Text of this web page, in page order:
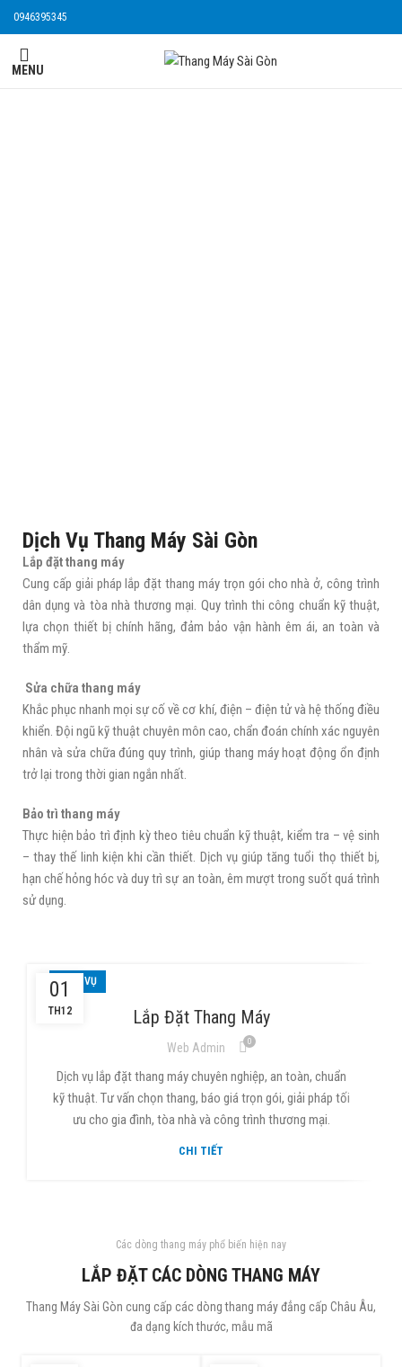
0946395345
MENU
Dịch Vụ Thang Máy Sài Gòn
Lắp đặt thang máy
Cung cấp giải pháp lắp đặt thang máy trọn gói cho nhà ở, công trình
dân dụng và tòa nhà thương mại. Quy trình thi công chuẩn kỹ thuật,
lựa chọn thiết bị chính hãng, đảm bảo vận hành êm ái, an toàn và
thẩm mỹ.
Sửa chữa thang máy
Khắc phục nhanh mọi sự cố về cơ khí, điện – điện tử và hệ thống điều
khiển. Đội ngũ kỹ thuật chuyên môn cao, chẩn đoán chính xác nguyên
nhân và sửa chữa đúng quy trình, giúp thang máy hoạt động ổn định
trở lại trong thời gian ngắn nhất.
Bảo trì thang máy
Thực hiện bảo trì định kỳ theo tiêu chuẩn kỹ thuật, kiểm tra – vệ sinh
– thay thế linh kiện khi cần thiết. Dịch vụ giúp tăng tuổi thọ thiết bị,
hạn chế hỏng hóc và duy trì sự an toàn, êm mượt trong suốt quá trình
sử dụng.
01
TH12
DỊCH VỤ
Lắp Đặt Thang Máy
Web Admin 0
Dịch vụ lắp đặt thang máy chuyên nghiệp, an toàn, chuẩn
kỹ thuật. Tư vấn chọn thang, báo giá trọn gói, giải pháp tối
ưu cho gia đình, tòa nhà và công trình thương mại.
CHI TIẾT
Bạn cần được tư vấn miễn phí?
Hotline: 0946 395 345
Các dòng thang máy phổ biến hiện nay
LẮP ĐẶT CÁC DÒNG THANG MÁY
Thang Máy Sài Gòn cung cấp các dòng thang máy đẳng cấp Châu Âu,
đa dạng kích thước, mẫu mã